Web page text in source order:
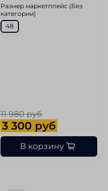
Размер маркетплейс (Без
категории)
48
11 980 руб
3 300 руб
В корзину